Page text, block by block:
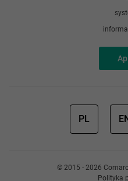
PL
© 2015 - 2026
Polityka